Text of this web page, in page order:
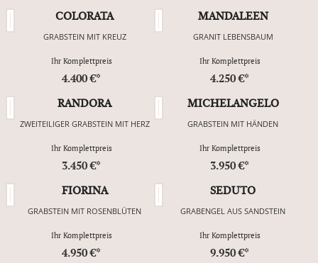
COLORATA
GRABSTEIN MIT KREUZ
Ihr Komplettpreis
4.400 €*
MANDALEEN
GRANIT LEBENSBAUM
Ihr Komplettpreis
4.250 €*
RANDORA
ZWEITEILIGER GRABSTEIN MIT HERZ
Ihr Komplettpreis
3.450 €*
MICHELANGELO
GRABSTEIN MIT HÄNDEN
Ihr Komplettpreis
3.950 €*
FIORINA
GRABSTEIN MIT ROSENBLÜTEN
Ihr Komplettpreis
4.950 €*
SEDUTO
GRABENGEL AUS SANDSTEIN
Ihr Komplettpreis
9.950 €*